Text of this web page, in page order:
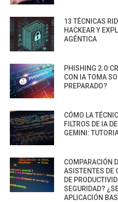
13 TÉCNICAS
HACKEAR Y
AGÉNTICA
PHISHING
CON IA TOMA
PREPARADO?
CÓMO LA
FILTROS DE IA
GEMINI:
COMPARACIÓN
ASISTENTES DE
DE
SEGURIDAD?
APLICACIÓN